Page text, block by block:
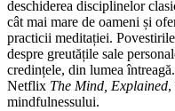
deschiderea disciplinelor
cât mai mare de oameni și
practicii meditației.
despre greutățile sale
credințele, din lumea
Netflix The Mind, Explained,
mindfulnessului.